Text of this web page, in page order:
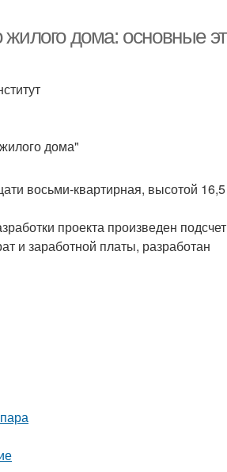
жилого дома: основные
дома"
восьми-квартирная, высотой
проекта произведен подсчет
и заработной платы, разработан